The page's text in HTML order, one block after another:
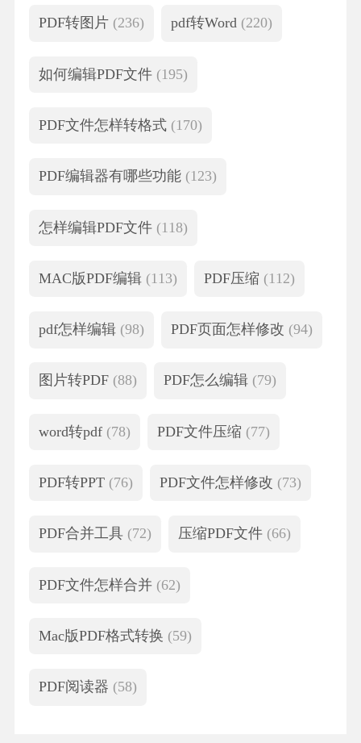
PDF转图片 (236) pdf转Word (220)
如何编辑PDF文件 (195)
PDF文件怎样转格式 (170)
PDF编辑器有哪些功能 (123)
怎样编辑PDF文件 (118)
MAC版PDF编辑 (113) PDF压缩 (112)
pdf怎样编辑 (98) PDF页面怎样修改 (94)
图片转PDF (88) PDF怎么编辑 (79)
word转pdf (78) PDF文件压缩 (77)
PDF转PPT (76) PDF文件怎样修改 (73)
PDF合并工具 (72) 压缩PDF文件 (66)
PDF文件怎样合并 (62)
Mac版PDF格式转换 (59)
PDF阅读器 (58)